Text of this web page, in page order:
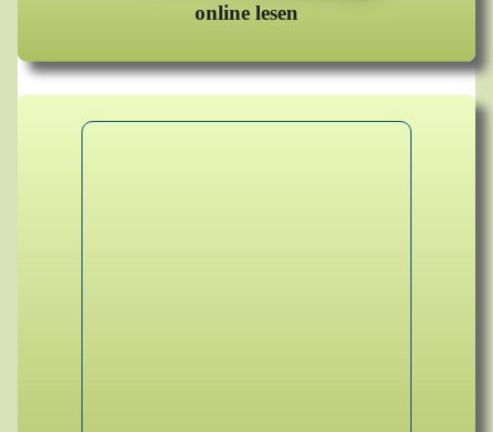
online lesen